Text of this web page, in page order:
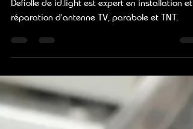
Besoin d'un antenniste à
Questembert ?
Besoin d'un antenniste à Questembert ?
Defiolle de id.light est expert en installation et
réparation d'antenne TV, parabole et TNT.